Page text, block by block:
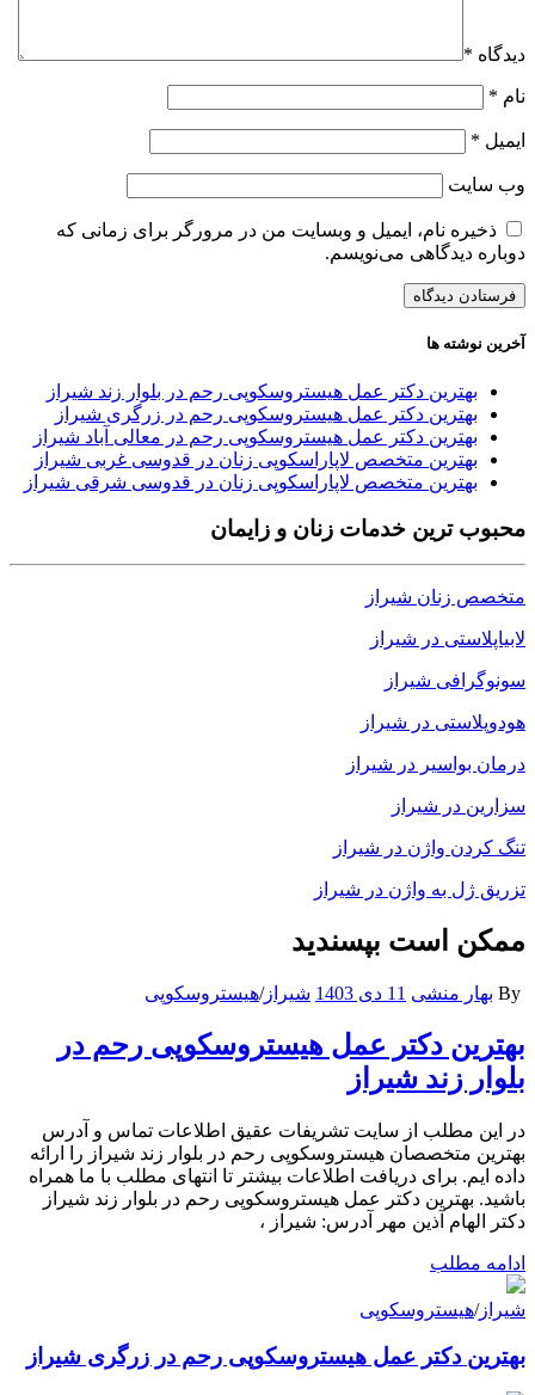
دیدگاه *
نام *
ایمیل *
وب‌ سایت
ذخیره نام، ایمیل و وبسایت من در مرورگر برای زمانی که
دوباره دیدگاهی می‌نویسم.
آخرین نوشته ها
بهترین دکتر عمل هیستروسکوپی رحم در بلوار زند شیراز
بهترین دکتر عمل هیستروسکوپی رحم در زرگری شیراز
بهترین دکتر عمل هیستروسکوپی رحم در معالی آباد شیراز
بهترین متخصص لاپاراسکوپی زنان در قدوسی غربی شیراز
بهترین متخصص لاپاراسکوپی زنان در قدوسی شرقی شیراز
محبوب ترین خدمات زنان و زایمان
متخصص زنان شیراز
لابیاپلاستی در شیراز
سونوگرافی شیراز
هودوپلاستی در شیراز
درمان بواسیر در شیراز
سزارین در شیراز
تنگ کردن واژن در شیراز
تزریق ژل به واژن در شیراز
ممکن است بپسندید
بهار منشی 11 دی 1403 شیراز/هیستروسکوپی
بهترین دکتر عمل هیستروسکوپی رحم در
بلوار زند شیراز
در این مطلب از سایت تشریفات عقیق اطلاعات تماس و آدرس
بهترین متخصصان هیستروسکوپی رحم در بلوار زند شیراز را ارائه
داده ایم. برای دریافت اطلاعات بیشتر تا انتهای مطلب با ما همراه
باشید. بهترین دکتر عمل هیستروسکوپی رحم در بلوار زند شیراز
دکتر الهام آذین مهر آدرس: شیراز ،
ادامه مطلب
شیراز/هیستروسکوپی
بهترین دکتر عمل هیستروسکوپی رحم در زرگری شیراز